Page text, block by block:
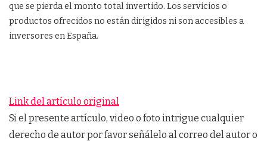
que se pierda el monto total invertido. Los servicios o
productos ofrecidos no están dirigidos ni son accesibles a
inversores en España.
Link del artículo original
Si el presente artículo, video o foto intrigue cualquier
derecho de autor por favor señálelo al correo del autor o